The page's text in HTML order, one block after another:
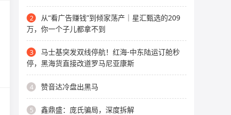
2
从“看广告赚钱”到倾家荡产｜星汇甄选的209
万，你一个子儿都拿不到
3
马士基突发双线停航！红海-中东陆运订舱秒
停，黑海货直接改道罗马尼亚康斯
4 赞音达冷盘出黑马
5 鑫鼎盛：庞氏骗局，深度拆解